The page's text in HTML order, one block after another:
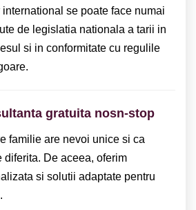
se poate face numai
de legislatia nationala a tarii in
si in conformitate cu regulile
gratuita nosn-stop
familie are nevoi unice si ca
diferita. De aceea, oferim
si solutii adaptate pentru